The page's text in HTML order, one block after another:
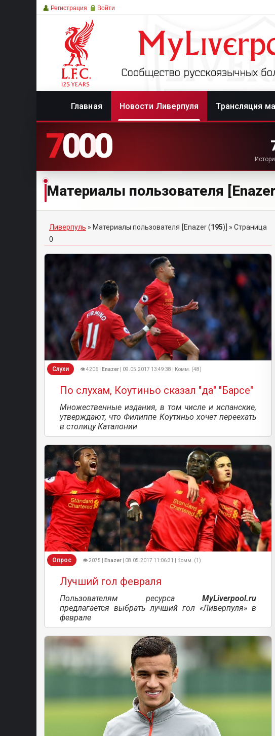
Регистрация Войти
Главная Новости Ливерпуля Трансляция
7000
Материалы пользователя
Ливерпуль » Материалы пользователя [Enazer (195)] » Страница
0
Слухи 👁 4206 | Enazer | 09.05.2017 13:49:38 | Комм. (48)
По слухам, Коутиньо сказал "да" "Барсе"
Множественные издания, в том числе и испанские,
утверждают, что Филиппе Коутиньо хочет переехать
в столицу Каталонии
Опрос 👁 2075 | Enazer | 08.05.2017 11:06:31 | Комм. (1)
Лучший гол февраля
Пользователям ресурса MyLiverpool.ru
предлагается выбрать лучший гол «Ливерпуля» в
феврале